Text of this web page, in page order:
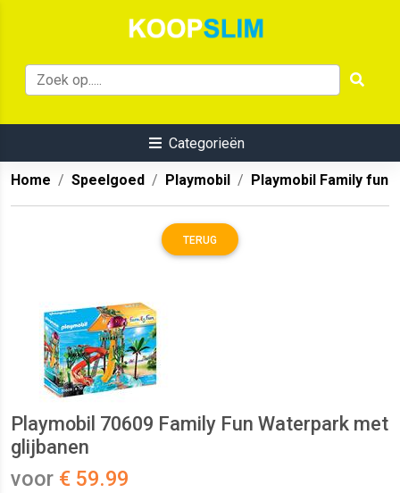
Categorieën
Home Speelgoed Playmobil Playmobil Family fun
TERUG
Playmobil 70609 Family Fun Waterpark met
glijbanen
voor € 59.99